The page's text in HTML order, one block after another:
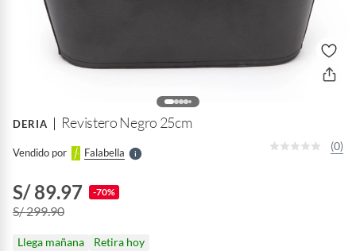
DERIA Revistero Negro 25cm
Vendido por FalabellaS
l
l
n
(0)
S/ 89.97 -70%
S/ 299.90
Llega mañana Retira hoy